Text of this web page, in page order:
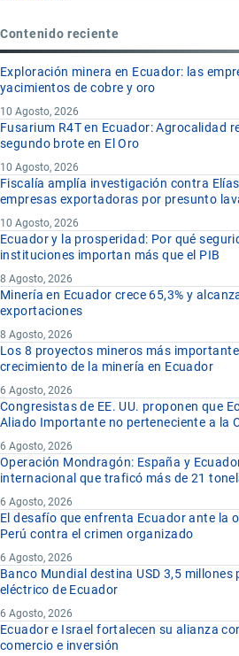
Contenido reciente
Exploración minera en Ecuador: las
yacimientos de cobre y oro
10 Agosto, 2026
Fusarium R4T en Ecuador: Agrocalidad
segundo brote en El Oro
10 Agosto, 2026
Fiscalía amplía investigación contra
empresas exportadoras por presunto
10 Agosto, 2026
Ecuador y la prosperidad: Por qué
instituciones importan más que el PIB
8 Agosto, 2026
Minería en Ecuador crece 65,3% y
exportaciones
8 Agosto, 2026
Los 8 proyectos mineros más
crecimiento de la minería en Ecuador
6 Agosto, 2026
Congresistas de EE. UU. proponen que
Aliado Importante no perteneciente a la
6 Agosto, 2026
Operación Mondragón: España y
internacional que traficó más de 21
6 Agosto, 2026
El desafío que enfrenta Ecuador ante la
Perú contra el crimen organizado
6 Agosto, 2026
Banco Mundial destina USD 3,5
eléctrico de Ecuador
6 Agosto, 2026
Ecuador e Israel fortalecen su alianza
comercio e inversión